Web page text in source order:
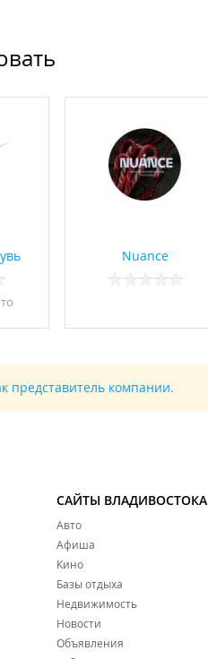
Nuance
представитель компании.
САЙТЫ ВЛАДИВОСТОКА
Авто
Афиша
Кино
Базы отдыха
Недвижимость
Новости
Объявления